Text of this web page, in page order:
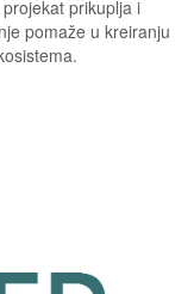
prikuplja i
pomaže u kreiranju